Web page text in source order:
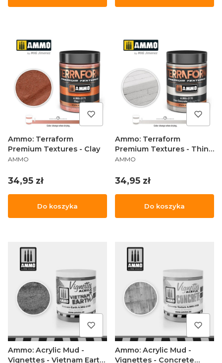
Ammo: Terraform
Premium Textures - Clay
PRODUCENT
AMMO
Cena
34,95 zł
Do koszyka
Ammo: Terraform
Premium Textures - Thin
Concrete (100 ml)
PRODUCENT
AMMO
Cena
34,95 zł
Do koszyka
Ammo: Acrylic Mud -
Vignettes - Vietnam Earth
Ammo: Acrylic Mud -
Vignettes - Concrete